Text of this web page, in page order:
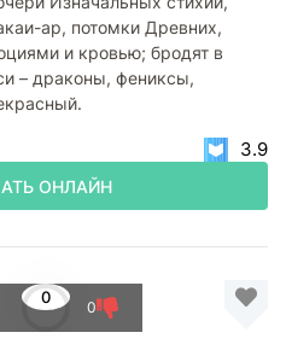
ар, потомки Древних,
и кровью; бродят в
– драконы, фениксы,
ОНЛАЙН
3.9
0
0